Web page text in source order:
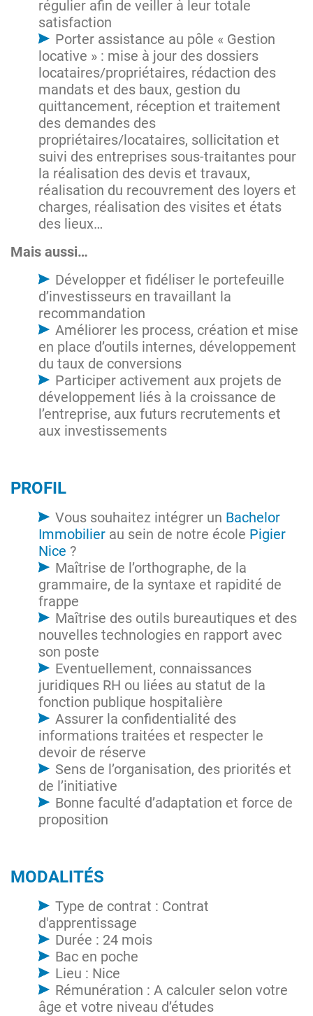
régulier afin de veiller à leur totale
satisfaction
Porter assistance au pôle « Gestion
locative » : mise à jour des dossiers
locataires/propriétaires, rédaction des
mandats et des baux, gestion du
quittancement, réception et traitement
des demandes des
propriétaires/locataires, sollicitation et
suivi des entreprises sous-traitantes pour
la réalisation des devis et travaux,
réalisation du recouvrement des loyers et
charges, réalisation des visites et états
des lieux…
Mais aussi…
Développer et fidéliser le portefeuille
d’investisseurs en travaillant la
recommandation
Améliorer les process, création et mise
en place d’outils internes, développement
du taux de conversions
Participer activement aux projets de
développement liés à la croissance de
l’entreprise, aux futurs recrutements et
aux investissements
PROFIL
Vous souhaitez intégrer un Bachelor
Immobilier au sein de notre école Pigier
Nice ?
Maîtrise de l’orthographe, de la
grammaire, de la syntaxe et rapidité de
frappe
Maîtrise des outils bureautiques et des
nouvelles technologies en rapport avec
son poste
Eventuellement, connaissances
juridiques RH ou liées au statut de la
fonction publique hospitalière
Assurer la confidentialité des
informations traitées et respecter le
devoir de réserve
Sens de l’organisation, des priorités et
de l’initiative
Bonne faculté d’adaptation et force de
proposition
MODALITÉS
Type de contrat : Contrat
d'apprentissage
Durée : 24 mois
Bac en poche
Lieu : Nice
Rémunération : A calculer selon votre
âge et votre niveau d’études